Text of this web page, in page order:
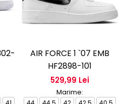
AIR FORCE 1 `07 EMB
HF2898-101
529,99 Lei
Marime: